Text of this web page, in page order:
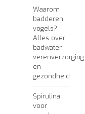
Waarom
badderen
vogels?
Alles over
badwater,
verenverzorging
en
gezondheid
Spirulina
voor